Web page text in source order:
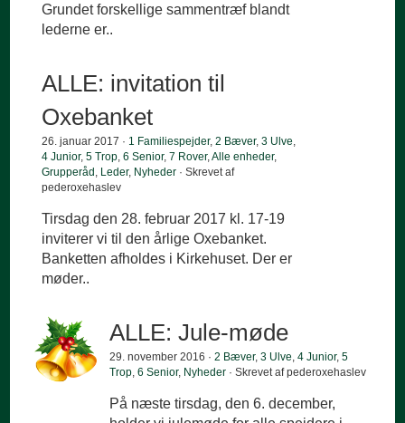
Grundet forskellige sammentræf blandt
lederne er..
ALLE: invitation til
Oxebanket
26. januar 2017 · 1 Familiespejder,2 Bæver,3 Ulve,
4 Junior,5 Trop,6 Senior,7 Rover,Alle enheder,
Grupperåd , Leder, Nyheder · Skrevet af
pederoxehaslev
Tirsdag den 28. februar 2017 kl. 17-19
inviterer vi til den årlige Oxebanket.
Banketten afholdes i Kirkehuset. Der er
møder..
ALLE: Jule-møde
29. november 2016 ·2 Bæver,3 Ulve,4 Junior,5
Trop,6 Senior, Nyheder · Skrevet af pederoxehaslev
På næste tirsdag, den 6. december,